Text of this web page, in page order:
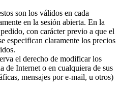
son los válidos en cada
en la sesión abierta. En la
con carácter previo a que el
especifican claramente los precios
el derecho de modificar los
de Internet o en cualquiera de sus
mensajes por e-mail, u otros)